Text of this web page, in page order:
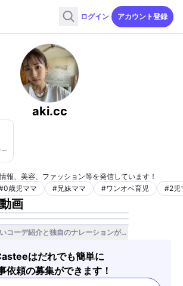
ログイン アカウント登録
aki.cc
報、美容、ファッション等を発信しています！
0歳児ママ #兄妹ママ #ワンオペ育児 #2児
画
コーデ紹介と独自のナレーションが特徴です。
はだれでも簡単に
依頼の募集ができます！